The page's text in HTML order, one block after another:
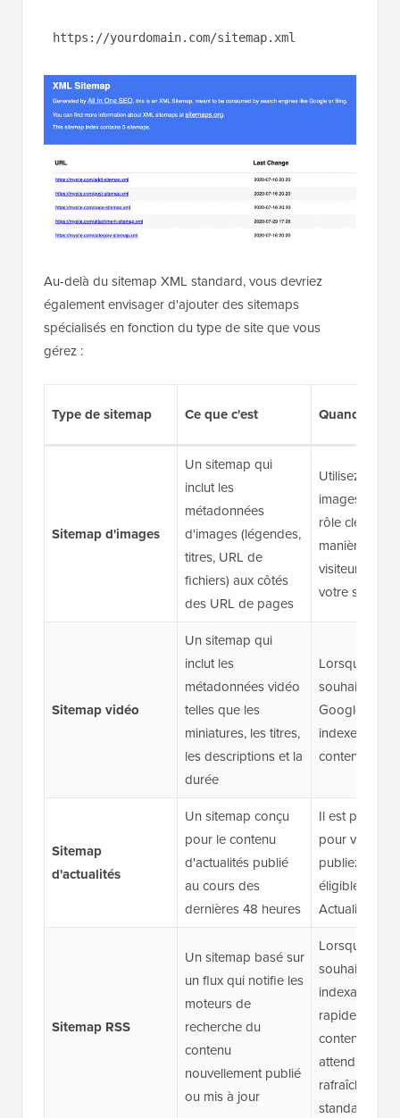
https://yourdomain.com/sitemap.xml
Au-delà du sitemap XML standard, vous devriez
également envisager d'ajouter des sitemaps
spécialisés en fonction du type de site que vous
gérez :
Type de sitemap Ce que c'est Quand
Sitemap d'images
Un sitemap qui
inclut les
métadonnées
d'images (légendes,
titres, URL de
fichiers) aux côtés
des URL de pages
Utilisez-le si
images
rôle clé dans
manière dont
visiteurs
votre site
Sitemap vidéo
Un sitemap qui
inclut les
métadonnées vidéo
telles que les
miniatures, les titres,
les descriptions et la
durée
Lorsque vous
souhaitez que
Google
indexe votre
contenu vidéo
Sitemap
d'actualités
Un sitemap conçu
pour le contenu
d'actualités publié
au cours des
dernières 48 heures
Il est plus
pour vous si
publiez du
éligible à
Actualités
Sitemap RSS
Un sitemap basé sur
un flux qui notifie les
moteurs de
recherche du
contenu
nouvellement publié
ou mis à jour
Lorsque vous
souhaitez une
indexation
rapide du
contenu sans
attendre un
standard du